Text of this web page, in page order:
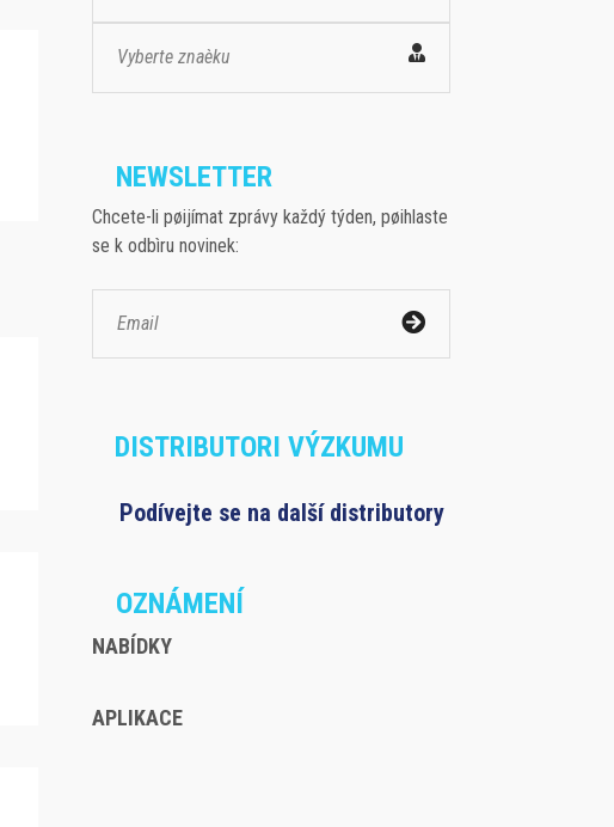
Vyberte znaèku
NEWSLETTER
Chcete-li pøijímat zprávy každý týden, pøihlaste
se k odbìru novinek:
DISTRIBUTORI VÝZKUMU
Podívejte se na další distributory
OZNÁMENÍ
NABÍDKY
APLIKACE